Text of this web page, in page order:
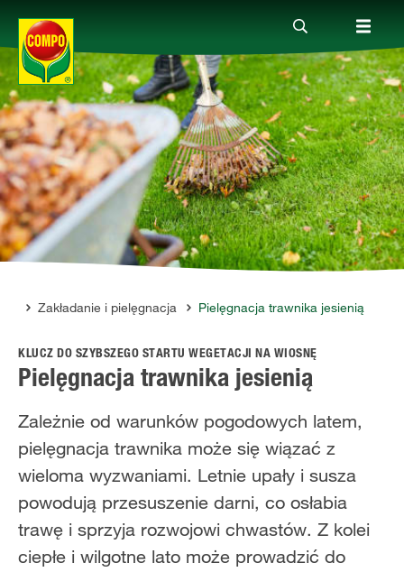
Produkty
Porady
Aktualne tematy
Kontakt
O nas
Zakładanie i pielęgnacja Pielęgnacja trawnika jesienią
KLUCZ DO SZYBSZEGO STARTU WEGETACJI NA WIOSNĘ
Pielęgnacja trawnika jesienią
Zależnie od warunków pogodowych latem,
pielęgnacja trawnika może się wiązać z
wieloma wyzwaniami. Letnie upały i susza
powodują przesuszenie darni, co osłabia
trawę i sprzyja rozwojowi chwastów. Z kolei
ciepłe i wilgotne lato może prowadzić do